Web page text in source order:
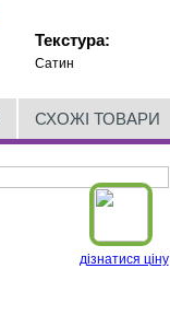
Текстура:
Сатин
СХОЖІ ТОВАРИ
дізнатися ціну